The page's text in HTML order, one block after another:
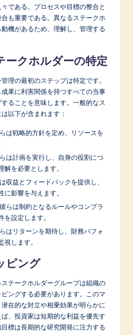
である。プロセスや目標の整合と
も重要である。異なるステークホ
機があるため、理解し、管理する
ークホルダーの特定
理の最初のステップは特定です。
成果に利害関係を持つすべての当事
ることを意味します。一般的なス
以下が含まれます：
は戦略的方針を定め、リソースを
は計画を実行し、自身の役割につ
解を必要とします。
収益とフィードバックを提供し、
に影響を与えます。
彼らは制約となるルールやコンプラ
を設定します。
はリターンを期待し、財務パフォ
視します。
ピング
テークホルダーグループは組織の
ングする必要があります。このマ
在的な対立や相乗効果が明らかに
、投資家は短期的な利益を優先す
標は長期的な研究開発に注力する